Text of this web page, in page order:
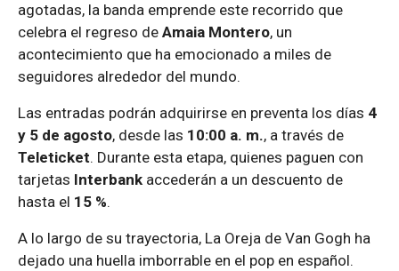
agotadas, la banda emprende este recorrido que
celebra el regreso de Amaia Montero, un
acontecimiento que ha emocionado a miles de
seguidores alrededor del mundo.
Las entradas podrán adquirirse en preventa los días 4
y 5 de agosto, desde las 10:00 a. m., a través de
Teleticket. Durante esta etapa, quienes paguen con
tarjetas Interbank accederán a un descuento de
hasta el 15 %.
A lo largo de su trayectoria, La Oreja de Van Gogh ha
dejado una huella imborrable en el pop en español.